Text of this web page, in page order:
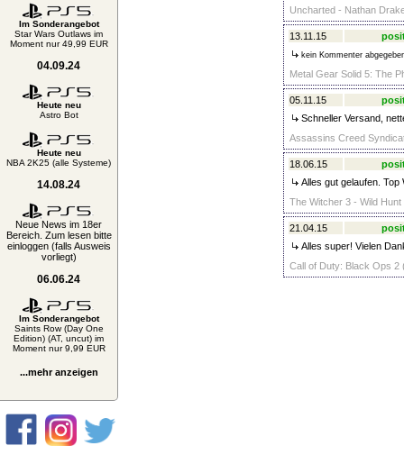
Im Sonderangebot
Star Wars Outlaws im
Moment nur 49,99 EUR
04.09.24
Heute neu
Astro Bot
Heute neu
NBA 2K25 (alle Systeme)
14.08.24
Neue News im 18er
Bereich. Zum lesen bitte
einloggen (falls Ausweis
vorliegt)
06.06.24
Im Sonderangebot
Saints Row (Day One
Edition) (AT, uncut) im
Moment nur 9,99 EUR
...mehr anzeigen
Uncharted - Nathan
13.11.15
kein Kommenter
Metal Gear Solid 5: The
05.11.15
Schneller Versand,
Assassins Creed
18.06.15
Alles gut gelaufen. Top
The Witcher 3 - Wild
21.04.15
Alles super! Vielen
Call of Duty: Black Ops 2